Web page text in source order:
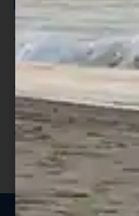
Per ogni
punti;
Utilizza i
sconto;
I punti sono
prodotto;